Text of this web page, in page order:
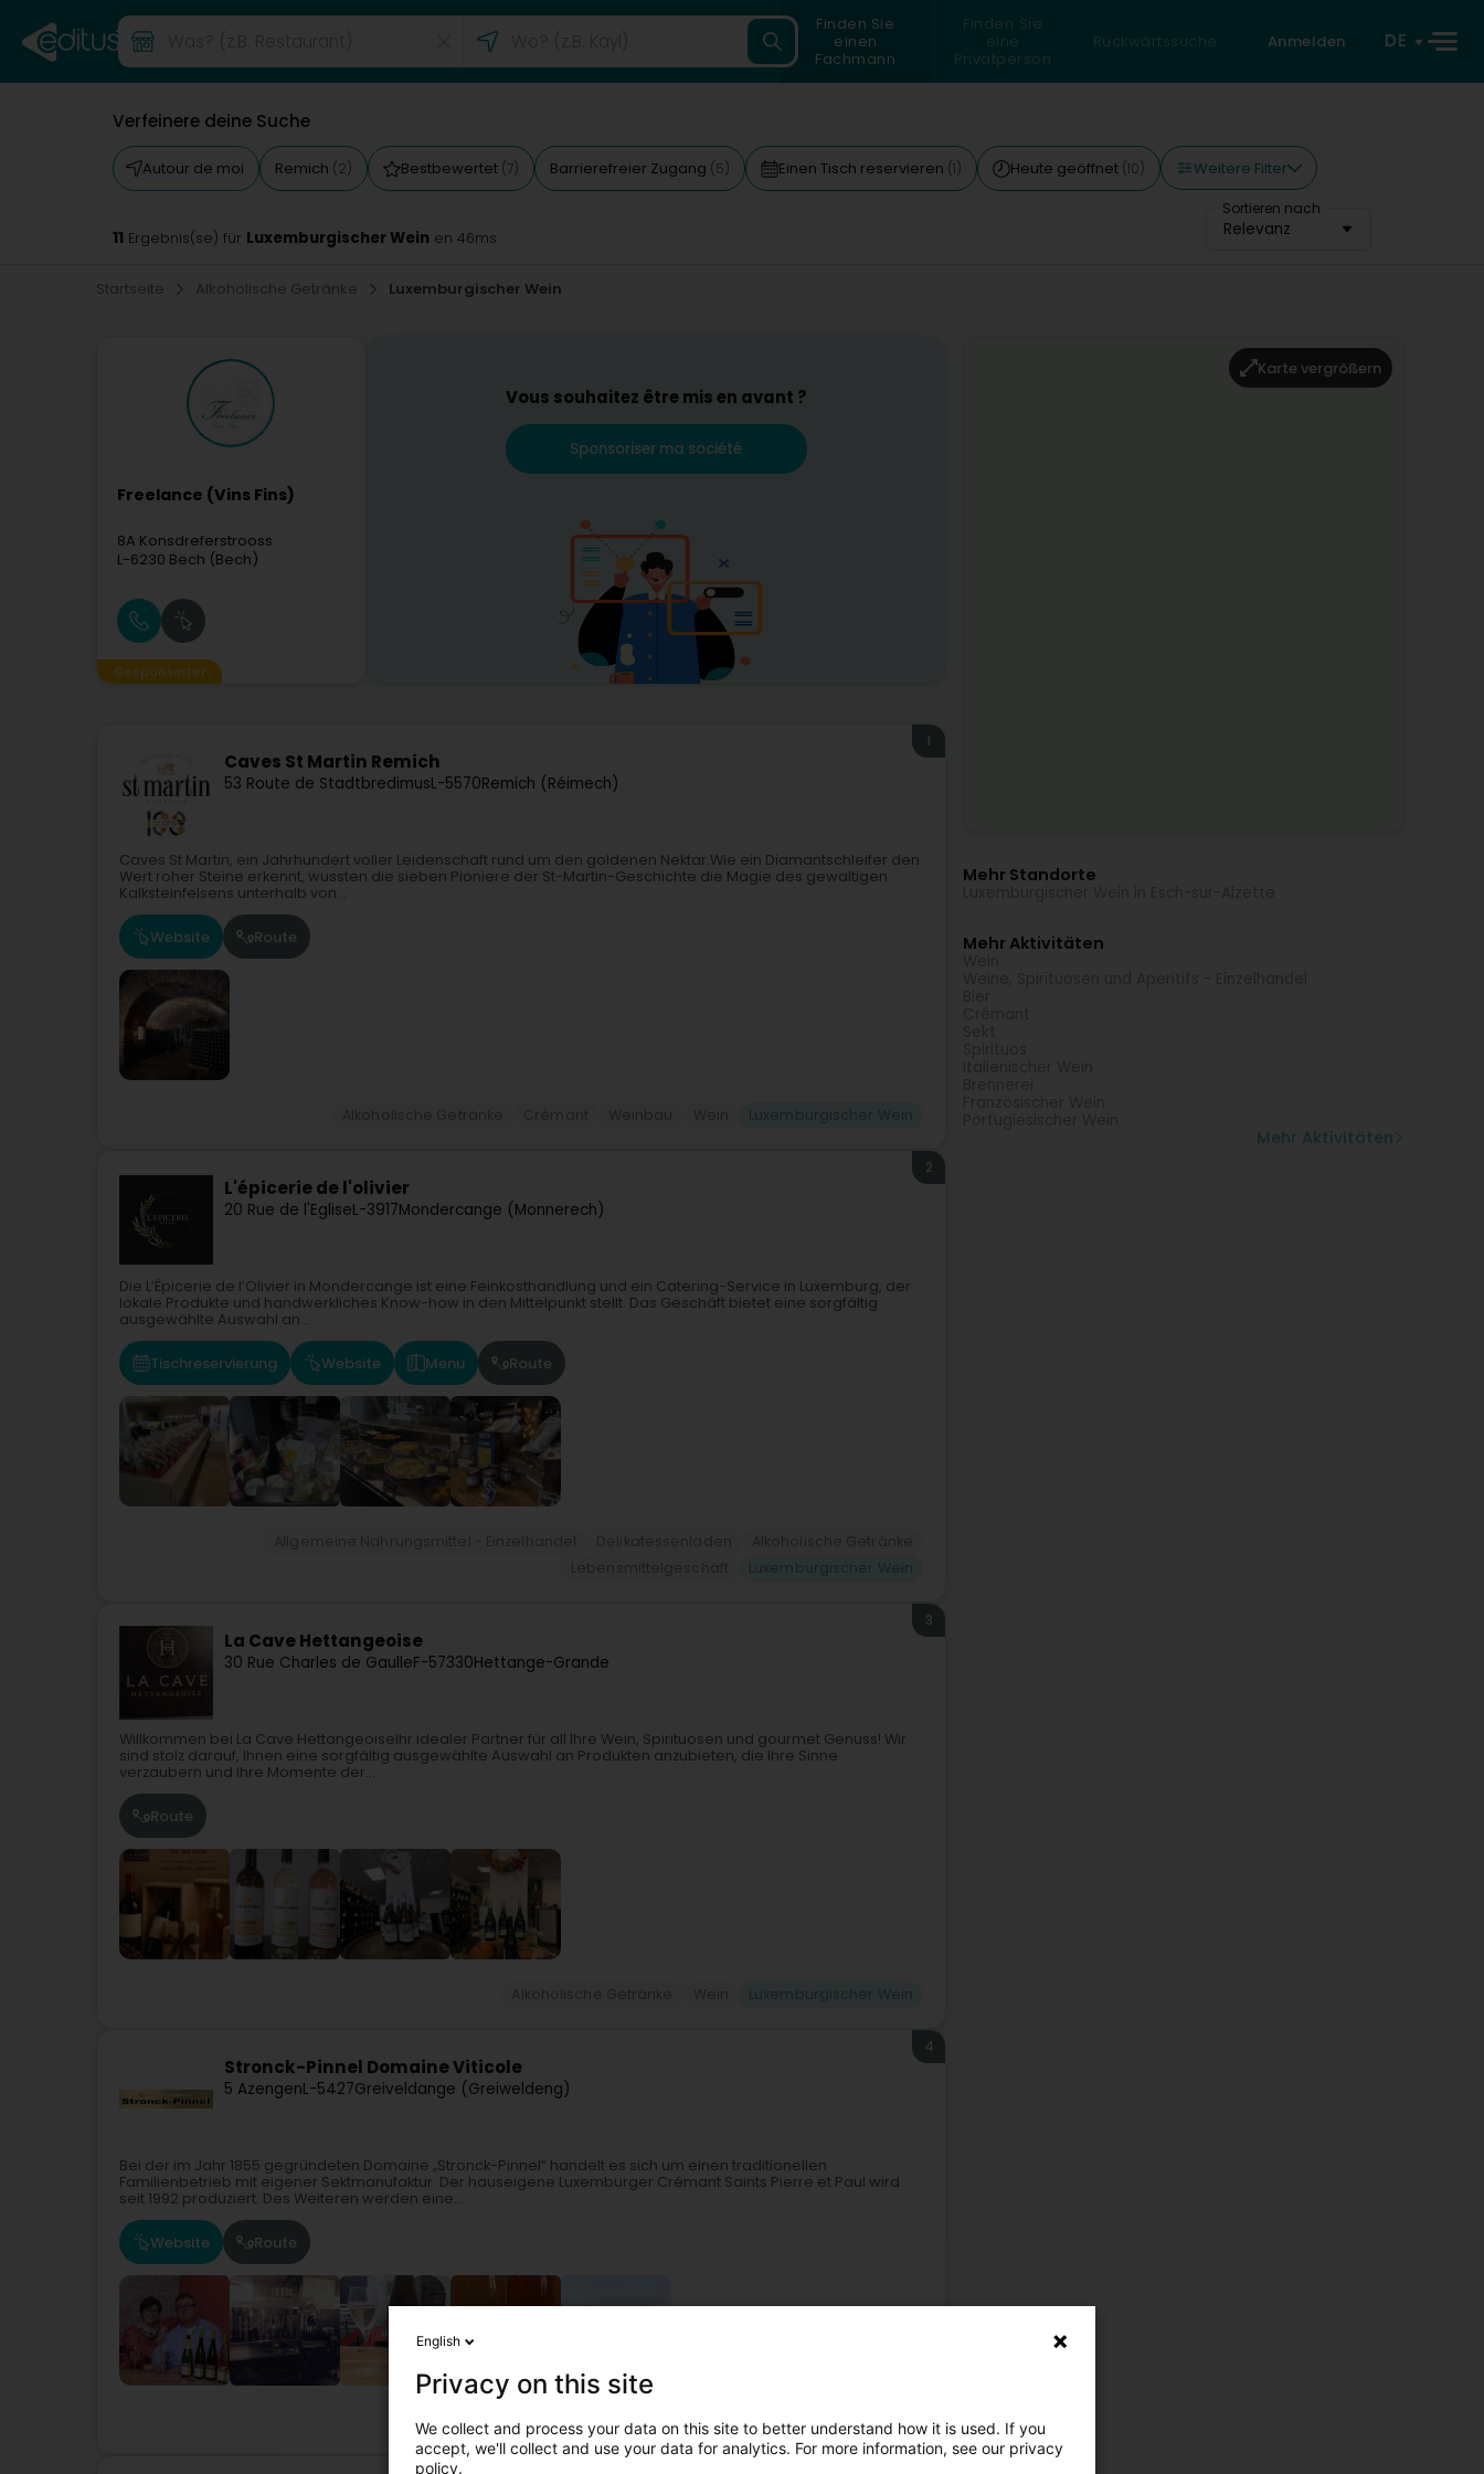
Finden Sie
einen
Fachmann
Finden Sie
eine
Privatperson
Rückwärtssuche Anmelden DE
Verfeinere deine Suche
Autour de moi Remich (2) Bestbewertet (7) Barrierefreier Zugang (5) Einen Tisch reservieren (1) Heute geöffnet (10) Weitere Filter
Sortieren nach
Relevanz
11 Ergebnis(se) für Luxemburgischer Wein en 46ms
Startseite Alkoholische Getränke Luxemburgischer Wein
Freelance (Vins Fins)
8A Konsdreferstrooss
L-6230 Bech (Bech)
Gesponserter
Vous souhaitez être mis en avant ?
Sponsoriser ma société
Caves St Martin Remich
53 Route de StadtbredimusL-5570Remich (Réimech)
1
Caves St Martin, ein Jahrhundert voller Leidenschaft rund um den goldenen Nektar.Wie ein Diamantschleifer den
Wert roher Steine erkennt, wussten die sieben Pioniere der St-Martin-Geschichte die Magie des gewaltigen
Kalksteinfelsens unterhalb von...
Website Route
L'épicerie de l'olivier
20 Rue de l'EgliseL-3917Mondercange (Monnerech)
2
Die L’Épicerie de l’Olivier in Mondercange ist eine Feinkosthandlung und ein Catering-Service in Luxemburg, der
lokale Produkte und handwerkliches Know-how in den Mittelpunkt stellt. Das Geschäft bietet eine sorgfältig
ausgewählte Auswahl an...
Tischreservierung Website Menu Route
La Cave Hettangeoise
30 Rue Charles de GaulleF-57330Hettange-Grande
3
Willkommen bei La Cave HettangeoiseIhr idealer Partner für all Ihre Wein, Spirituosen und gourmet Genuss! Wir
sind stolz darauf, Ihnen eine sorgfältig ausgewählte Auswahl an Produkten anzubieten, die Ihre Sinne
verzaubern und Ihre Momente der...
Route
Stronck-Pinnel Domaine Viticole
5 AzengenL-5427Greiveldange (Greiweldeng)
4
Bei der im Jahr 1855 gegründeten Domaine „Stronck-Pinnel“ handelt es sich um einen traditionellen
Familienbetrieb mit eigener Sektmanufaktur. Der hauseigene Luxemburger Crémant Saints Pierre et Paul wird
seit 1992 produziert. Des Weiteren werden eine...
Website Route
Weinbau Restaurant Wein Luxemburgischer Wein
Karte vergrößern
Mehr Standorte
Mehr Aktivitäten
Mehr Aktivitäten
English
Privacy on this site
We collect and process your data on this site to better understand how it is used. If you
accept, we'll collect and use your data for analytics. For more information, see our privacy
policy.